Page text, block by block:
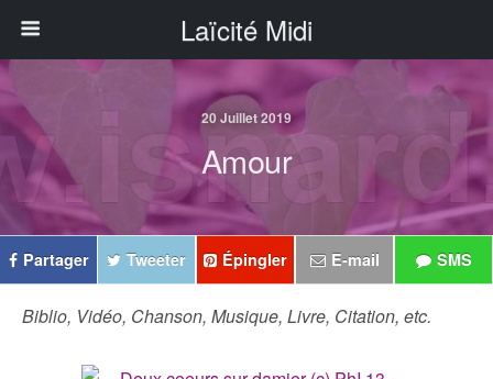
Laïcité Midi
20 Juillet 2019
Amour
Partager Tweeter Épingler E-mail SMS
Biblio, Vidéo, Chanson, Musique, Livre, Citation, etc.